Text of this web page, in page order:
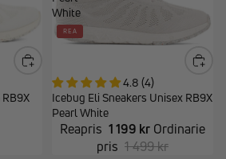
White
REA
4.8 (4)
Icebug Eli Sneakers Unisex RB9X
Pearl White
Reapris 1 199 kr Ordinarie
pris 1 499 kr